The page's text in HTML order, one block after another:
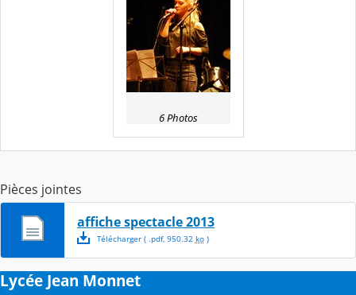
6 Photos
Pièces jointes
affiche spectacle 2013
Télécharger( .pdf, 950.32 ko)
Lycée Jean Monnet